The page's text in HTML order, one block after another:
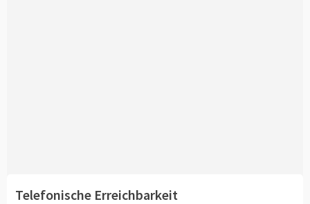
Telefonische Erreichbarkeit